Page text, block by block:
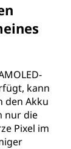
kann
den Akku
nur die
Pixel im